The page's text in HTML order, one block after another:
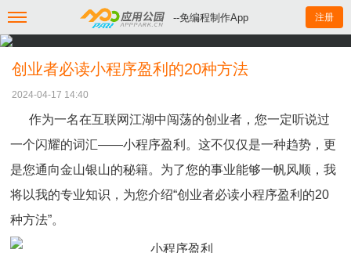
--免编程制作App 注册
创业者必读小程序盈利的20种方法
2024-04-17 14:40
作为一名在互联网江湖中闯荡的创业者，您一定听说过
一个闪耀的词汇——小程序盈利。这不仅仅是一种趋势，更
是您通向金山银山的秘籍。为了您的事业能够一帆风顺，我
将以我的专业知识，为您介绍“创业者必读小程序盈利的20
种方法”。